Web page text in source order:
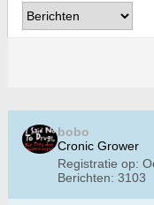
bobo
Cronic Grower
Registratie op:
Berichten: 3103